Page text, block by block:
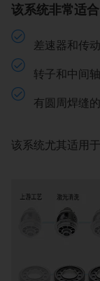
该系统非常适
差速器和传
转子和中间轴
有圆周焊缝
该系统尤其适用